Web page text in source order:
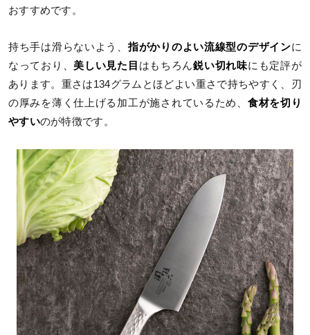
おすすめです。
持ち手は滑らないよう、 指がかりのよい流線型のデザインに
なっており、美しい見た目 はもちろん鋭い切れ味にも定評が
あります。重さは134グラムとほどよい重さで持ちやすく、刃
の厚みを薄く仕上げる加工が施されているため、 食材を切り
やすいのが特徴です。